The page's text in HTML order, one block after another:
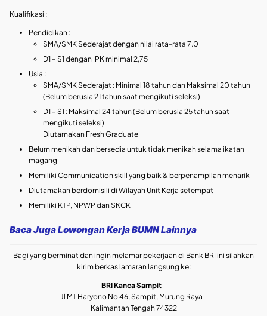
Kualifikasi :
Pendidikan :
SMA/SMK Sederajat dengan nilai rata-rata 7.0
D1 – S1 dengan IPK minimal 2,75
Usia :
SMA/SMK Sederajat : Minimal 18 tahun dan Maksimal 20 tahun
(Belum berusia 21 tahun saat mengikuti seleksi)
D1 – S1 : Maksimal 24 tahun (Belum berusia 25 tahun saat
mengikuti seleksi)
Diutamakan Fresh Graduate
Belum menikah dan bersedia untuk tidak menikah selama ikatan
magang
Memiliki Communication skill yang baik & berpenampilan menarik
Diutamakan berdomisili di Wilayah Unit Kerja setempat
Memiliki KTP, NPWP dan SKCK
Baca Juga Lowongan Kerja BUMN Lainnya
Bagi yang berminat dan ingin melamar pekerjaan di Bank BRI ini silahkan
kirim berkas lamaran langsung ke:
BRI Kanca Sampit
Jl MT Haryono No 46, Sampit, Murung Raya
Kalimantan Tengah 74322